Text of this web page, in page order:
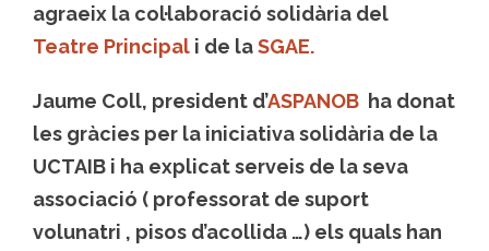
agraeix la col·laboració solidària del
Teatre Principal i de laSGAE.
Jaume Coll, president d’ASPANOB ha donat
les gràcies per la iniciativa solidària de la
UCTAIB i ha explicat serveis de la seva
associació ( professorat de suport
volunatri , pisos d’acollida …) els quals han